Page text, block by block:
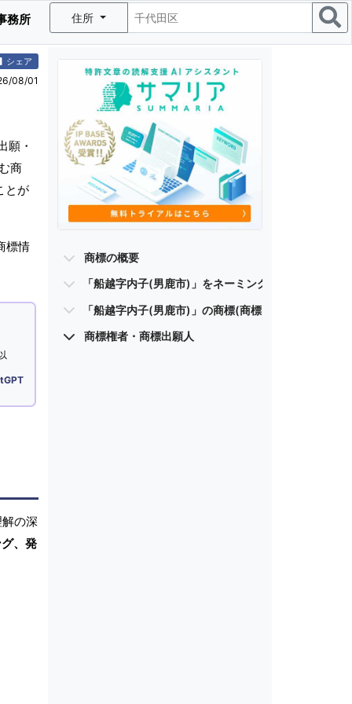
務所 住所
シェア
08/01
願・
商
とが
標情
の深
、発
商標の概要
「船越字内子(男鹿市)」をネーミングに含む商標
「船越字内子(男鹿市)」の商標(商標出願・登録商標)
商標権者・商標出願人